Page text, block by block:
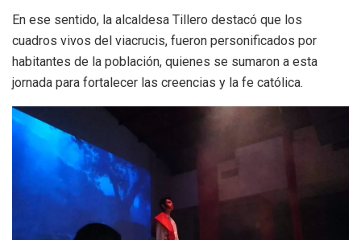
En ese sentido, la alcaldesa Tillero destacó que los
cuadros vivos del viacrucis, fueron personificados por
habitantes de la población, quienes se sumaron a esta
jornada para fortalecer las creencias y la fe católica.